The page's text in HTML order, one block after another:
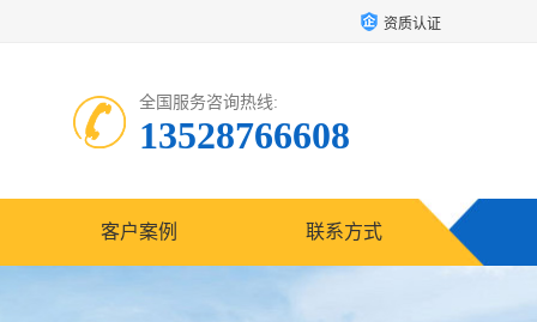
资质认证
全国服务咨询热线:
13528766608
客户案例 联系方式